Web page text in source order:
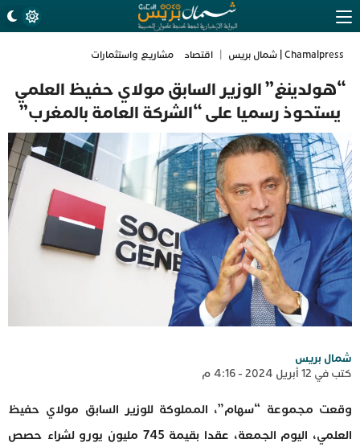
Chamalpress | شمال بريس اقتصاد مشاريع واستثمارات
“هولدينغ” الوزير السابق مولاي حفيظ العلمي
يستحوذ رسميا على “الشركة العامة بالمغرب”
شمال بريس
كتب في 12 أبريل 2024 - 4:16 م
وقعت مجموعة “سهام”، المملوكة للوزير السابق مولاي حفيظ
العلمي، اليوم الجمعة، عقدا بقيمة 745 مليون يورو لشراء حصص